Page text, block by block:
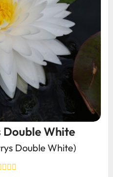
White
Double White)